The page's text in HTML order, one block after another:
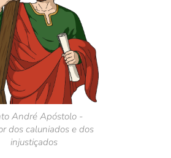
André Apóstolo -
dos caluniados e dos
injustiçados